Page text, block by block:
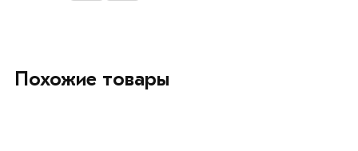
Похожие товары